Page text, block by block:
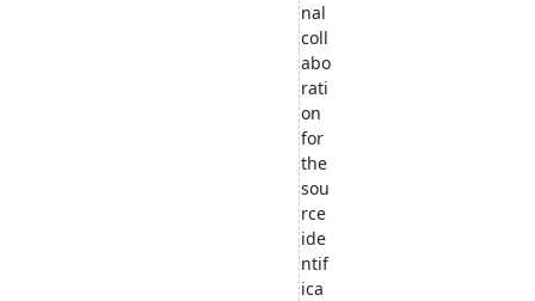
nal
coll
abo
rati
on
for
the
sou
rce
ide
ntif
ica